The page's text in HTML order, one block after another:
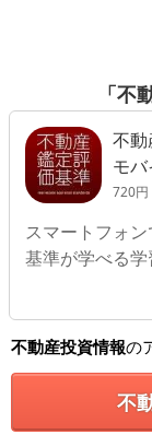
「不
不
モ
720円
スマートフォ
基準が学べる学
不動産投資情報の
不